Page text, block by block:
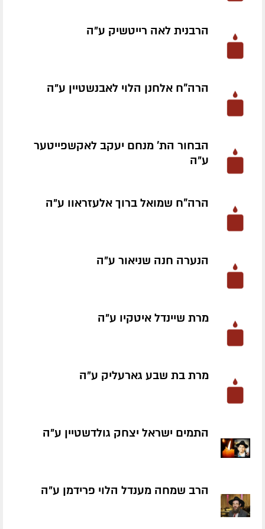
הרבנית לאה רייטשיק ע״ה
הרה"ח אלחנן הלוי לאבנשטיין ע״ה
הבחור הת' מנחם יעקב לאקשפייטער
ע״ה
הרה"ח שמואל ברוך אלעזראוו ע״ה
הנערה חנה שניאור ע״ה
מרת שיינדל איטקיו ע״ה
מרת בת שבע גארעליק ע״ה
התמים ישראל יצחק גולדשטיין ע״ה
הרב שמחה מענדל הלוי פרידמן ע״ה